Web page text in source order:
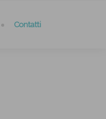
Contatti